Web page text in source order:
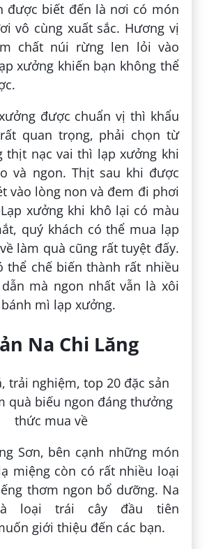
được biết đến là nơi có món
vô cùng xuất sắc. Hương vị
chất núi rừng len lỏi vào
xưởng khiến bạn không thể
được chuẩn vị thì khẩu
quan trọng, phải chọn từ
thịt nạc vai thì lạp xưởng khi
và ngon. Thịt sau khi được
vào lòng non và đem đi phơi
xưởng khi khô lại có màu
quý khách có thể mua lạp
làm quà cũng rất tuyệt đấy.
thể chế biến thành rất nhiều
mà ngon nhất vẫn là xôi
mì lạp xưởng.
Na Chi Lăng
Sơn, bên cạnh những món
miệng còn có rất nhiều loại
thơm ngon bổ dưỡng. Na
loại trái cây đầu tiên
giới thiệu đến các bạn.